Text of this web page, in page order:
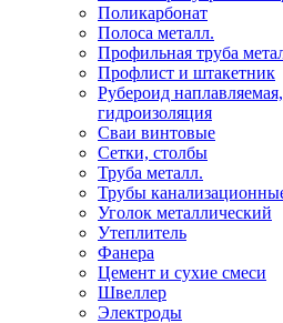
Поликарбонат
Полоса металл.
Профильная труба
Профлист и штакетник
Рубероид
гидроизоляция
Сваи винтовые
Сетки, столбы
Труба металл.
Трубы
Уголок металлический
Утеплитель
Фанера
Цемент и сухие смеси
Швеллер
Электроды